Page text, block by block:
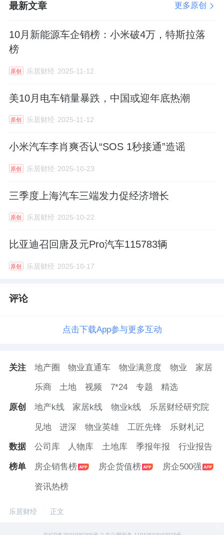
最新文章 更多原创
10月新能源车企销榜：小米破4万，特斯拉落
榜
原创 乐居财经 2025-11-12
美10月电车销量暴跌，中国或迎年底热潮
原创 乐居财经 2025-11-12
小米汽车李肖爽否认“SOS 1秒接通”造谣
原创 乐居财经 2025-10-23
三季度上海汽车三端发力促经济增长
原创 乐居财经 2025-10-22
比亚迪召回唐及元Pro汽车115783辆
原创 乐居财经 2025-10-17
评论
点击下载App参与更多互动
关注 地产圈 物业直通车 物业满意度 物业 家居
乐商 土地 视频 7*24 专题 精选
原创 地产k线 家居k线 物业k线 乐居财经研究院
见地 进深 物业英雄 工匠先锋 乐财札记
数据 公司库 人物库 土地库 季报年报 行业报告
榜单 房企销售榜 房企货值榜 房企500强
资讯热榜
乐居财经 正文